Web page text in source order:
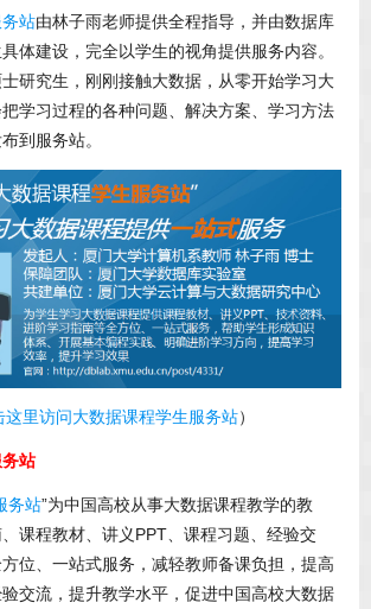
站由林子雨老师提供全程指导，并由数据库
体建设，完全以学生的视角提供服务内容。
研究生，刚刚接触大数据，从零开始学习大
学习过程的各种问题、解决方案、学习方法
到服务站。
这里访问大数据课程学生服务站）
站
务站”为中国高校从事大数据课程教学的教
课程教材、讲义PPT、课程习题、经验交
位、一站式服务，减轻教师备课负担，提高
交流，提升教学水平，促进中国高校大数据